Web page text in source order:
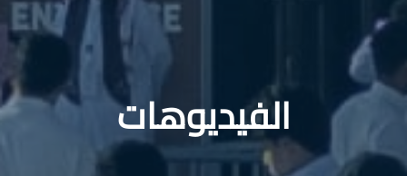
الفيديوهات